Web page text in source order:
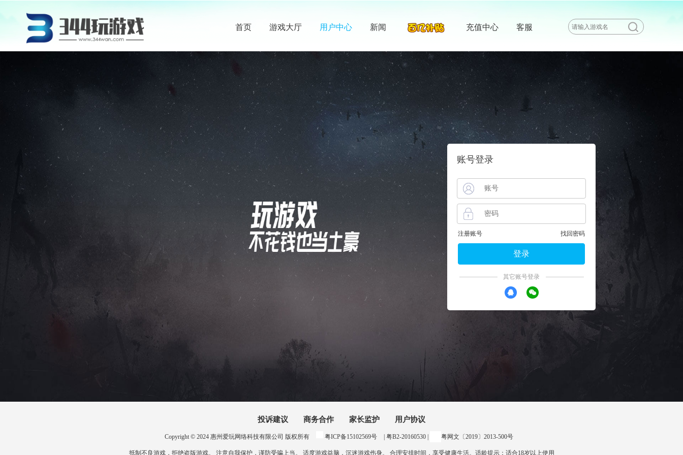
首页 游戏大厅 用户中心 新闻 充值中心 客服
账号登录
注册账号 找回密码
登录
其它账号登录
投诉建议 商务合作 家长监护 用户协议
Copyright © 2024 惠州爱玩网络科技有限公司 版权所有 粤ICP备15102569号 | 粤B2-20160530 | 粤网文〔2019〕2013-500号
抵制不良游戏，拒绝盗版游戏。 注意自我保护，谨防受骗上当。 适度游戏益脑，沉迷游戏伤身。 合理安排时间，享受健康生活。适龄提示：适合18岁以上使用